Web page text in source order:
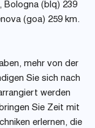
Bologna (blq) 239
(goa) 259 km.
mehr von der
Sie sich nach
werden
Sie Zeit mit
erlernen, die